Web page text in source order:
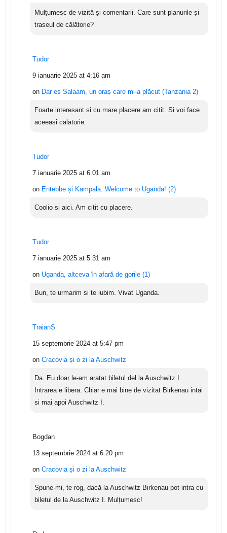
Mulțumesc de vizită și comentarii. Care sunt planurile și
traseul de călătorie?
Tudor
9 ianuarie 2025 at 4:16 am
on Dar es Salaam, un oraș care mi-a plăcut (Tanzania 2)
Foarte interesant si cu mare placere am citit. Si voi face
aceeasi calatorie.
Tudor
7 ianuarie 2025 at 6:01 am
on Entebbe și Kampala. Welcome to Uganda! (2)
Coolio si aici. Am citit cu placere.
Tudor
7 ianuarie 2025 at 5:31 am
on Uganda, altceva în afară de gorile (1)
Bun, te urmarim si te iubim. Vivat Uganda.
TraianS
15 septembrie 2024 at 5:47 pm
on Cracovia și o zi la Auschwitz
Da. Eu doar le-am aratat biletul del la Auschwitz I.
Intrarea e libera. Chiar e mai bine de vizitat Birkenau intai
si mai apoi Auschwitz I.
Bogdan
13 septembrie 2024 at 6:20 pm
on Cracovia și o zi la Auschwitz
Spune-mi, te rog, dacă la Auschwitz Birkenau pot intra cu
biletul de la Auschwitz I. Mulțumesc!